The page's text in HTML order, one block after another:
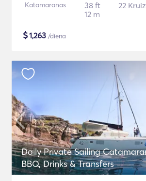
Katamaranas
38 ft
12 m
22
$1,263 /diena
Daily Private Sailing
BBQ, Drinks & Transfers